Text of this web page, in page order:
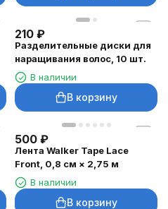
210 ₽
Разделительные диски для
наращивания волос, 10 шт.
В наличии
В корзину
500 ₽
Лента Walker Tape Lace
Front, 0,8 см × 2,75 м
В наличии
В корзину